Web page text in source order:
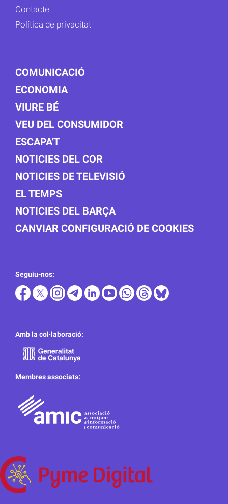
Contacte
Política de privacitat
COMUNICACIÓ
ECONOMIA
VIURE BÉ
VEU DEL CONSUMIDOR
ESCAPA'T
NOTICIES DEL COR
NOTICIES DE TELEVISIÓ
EL TEMPS
NOTICIES DEL BARÇA
CANVIAR CONFIGURACIÓ DE COOKIES
Seguiu-nos:
Amb la col·laboració:
Membres associats: